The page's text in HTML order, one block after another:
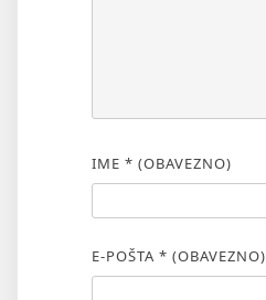
IME * (OBAVEZNO)
E-POŠTA * (OBAVEZNO)